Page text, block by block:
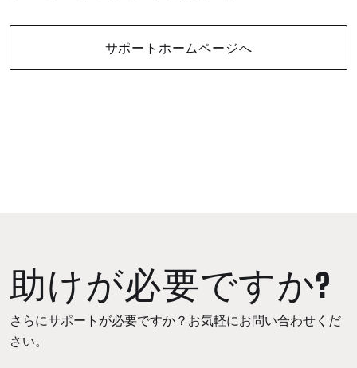
サポートホームページへ
助けが必要ですか?
さらにサポートが必要ですか？お気軽にお問い合わせくだ
さい。